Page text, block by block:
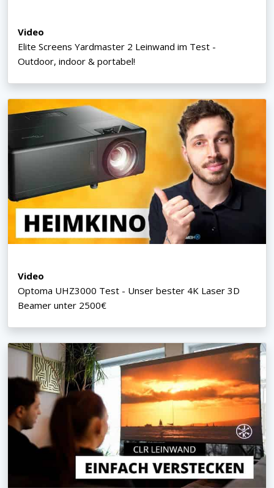
Video
Elite Screens Yardmaster 2 Leinwand im Test -
Outdoor, indoor & portabel!
Video
Optoma UHZ3000 Test - Unser bester 4K Laser 3D
Beamer unter 2500€